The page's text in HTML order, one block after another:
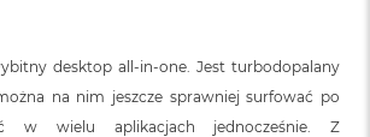
desktop all‑in‑one. Jest turbodopalany
na nim jeszcze sprawniej surfować po
w wielu aplikacjach jednocześnie. Z